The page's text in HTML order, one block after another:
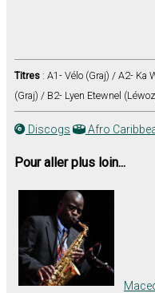
Titres : A1- Vélo (Graj) / A2- Ka
(Graj) / B2- Lyen Etewnel
Discogs Afro
Pour aller plus loin...